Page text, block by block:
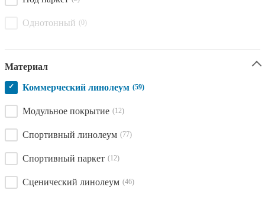
Однотонный (0)
Материал
✓ Коммерческий линолеум (59)
Модульное покрытие (12)
Спортивный линолеум (77)
Спортивный паркет (12)
Сценический линолеум (46)